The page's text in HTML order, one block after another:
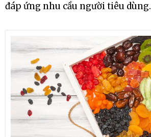
đáp ứng nhu cầu người tiêu dùng.